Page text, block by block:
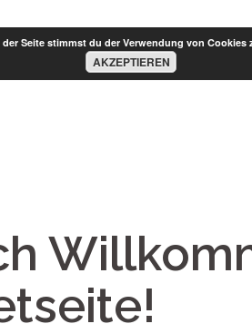
Seite stimmst du der Verwendung von Cookies
AKZEPTIEREN